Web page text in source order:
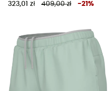
323,01 zł 409,00 zł -21 %